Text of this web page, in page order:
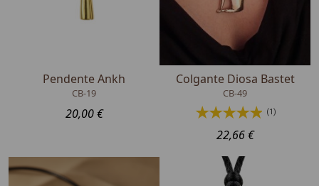
Pendente Ankh
CB-19
20,00 €
Colgante Diosa Bastet
CB-49
(1)
22,66 €